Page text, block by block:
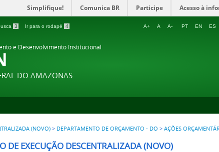
Simplifique! Comunica BR Participe Acesso à
3 Ir para o rodapé 4 A+ A A- PT EN ES
e Desenvolvimento Institucional
DO AMAZONAS
(NOVO) > DEPARTAMENTO DE ORÇAMENTO - DO > AÇÕES
DE EXECUÇÃO DESCENTRALIZADA (NOVO)